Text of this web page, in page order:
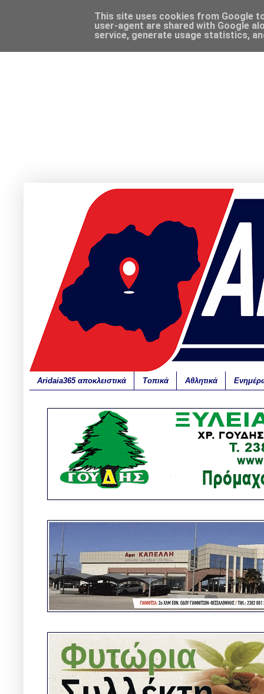
Aridaia365 αποκλειστικά Τοπικά Αθλητικά
This site uses cookies from Google
user-agent are shared with Google
service, generate usage statistics,